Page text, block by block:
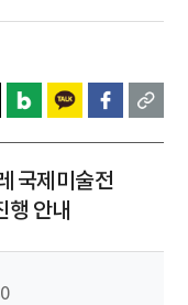
국제미술전
행 안내